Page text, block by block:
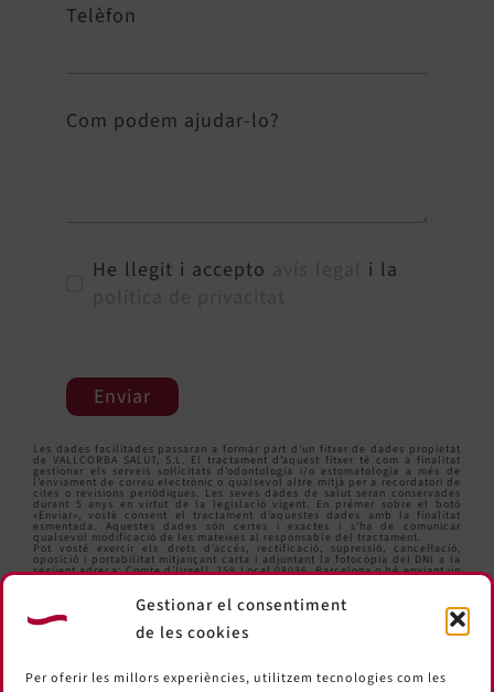
Gestionar el consentiment
de les cookies
Per oferir les millors experiències, utilitzem tecnologies com les
Telèfon
Com podem ajudar-lo?
He llegit i accepto
i la
Enviar
Les dades facilitades passaran a formar part d’un fitxer de dades propietat
de VALLCORBA SALUT, S.L. El tractament d’aquest fitxer té com a finalitat
gestionar els serveis sol·licitats d’odontologia i/o estomatologia a més de
l’enviament de correu electrònic o qualsevol altre mitjà per a recordatori de
cites o revisions periòdiques. Les seves dades de salut seran conservades
durant 5 anys en virtut de la legislació vigent. En prémer sobre el botó
«Enviar», vostè consent el tractament d’aquestes dades amb la finalitat
esmentada. Aquestes dades són certes i exactes i s’ha de comunicar
qualsevol modificació de les mateixes al responsable del tractament.
Pot vosté exercir els drets d’accés, rectificació, supressió, cancel·lació,
oposició i portabilitat mitjançant carta i adjuntant la fotocòpia del DNI a la
següent adreça: Comte d’Urgell, 259 Local 08036, Barcelona o bé enviant un